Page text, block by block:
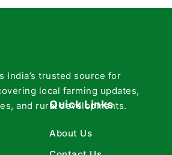
India’s trusted source for
local farming updates,
and rural developments.
Quick Links
About Us